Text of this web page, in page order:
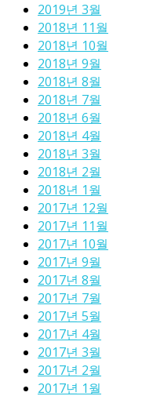
2019년 3월
2018년 11월
2018년 10월
2018년 9월
2018년 8월
2018년 7월
2018년 6월
2018년 4월
2018년 3월
2018년 2월
2018년 1월
2017년 12월
2017년 11월
2017년 10월
2017년 9월
2017년 8월
2017년 7월
2017년 5월
2017년 4월
2017년 3월
2017년 2월
2017년 1월